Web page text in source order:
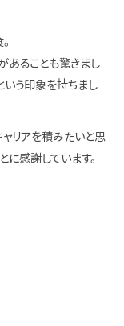
あることも驚きまし
いう印象を持ちまし
リアを積みたいと思
に感謝しています。